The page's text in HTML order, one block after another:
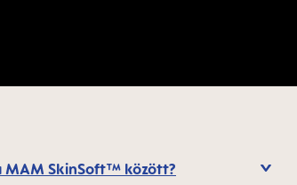
MAM SkinSoft™ között?